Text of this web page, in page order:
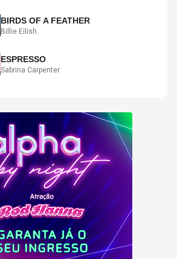
BIRDS OF A FEATHER
Billie Eilish
ESPRESSO
Sabrina Carpenter